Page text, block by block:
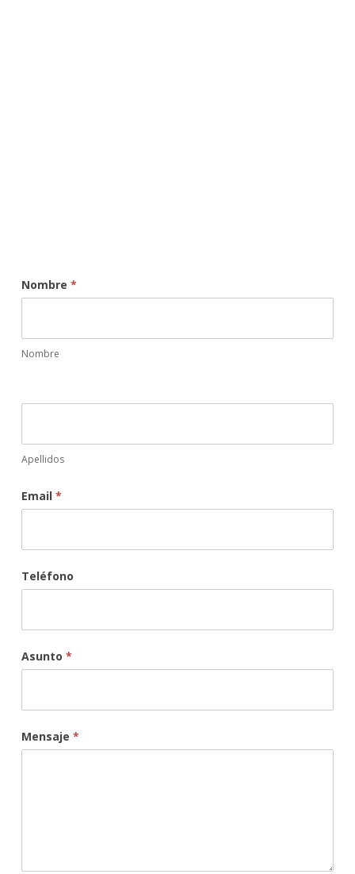
Nombre *
Nombre
Apellidos
Email *
Teléfono
Asunto *
Mensaje *